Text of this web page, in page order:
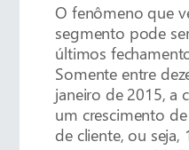
O fenômeno que
segmento pode
últimos
Somente entre
janeiro de 2015, a
um crescimento
de cliente, ou seja,